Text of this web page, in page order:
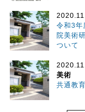
令和3年
院美術
ついて
美術
共通教